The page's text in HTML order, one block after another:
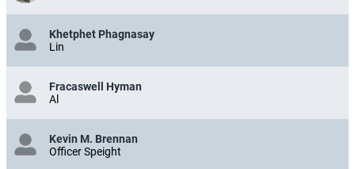
Khetphet Phagnasay
Lin
Fracaswell Hyman
Al
Kevin M. Brennan
Officer Speight